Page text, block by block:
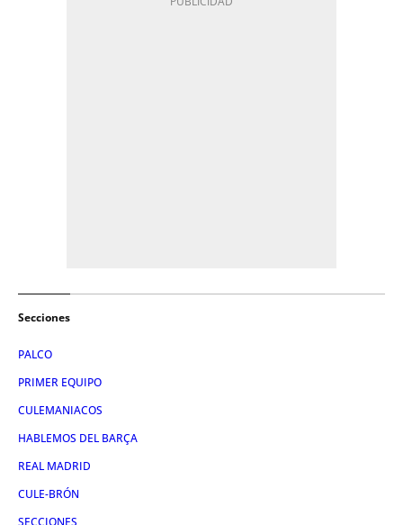
Secciones
PALCO
PRIMER EQUIPO
CULEMANIACOS
HABLEMOS DEL BARÇA
REAL MADRID
CULE-BRÓN
SECCIONES